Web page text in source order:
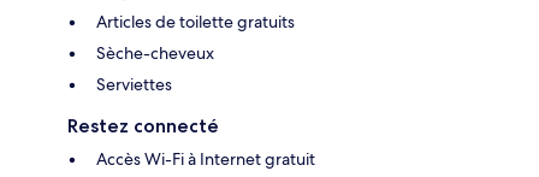
Articles de toilette gratuits
Sèche-cheveux
Serviettes
Restez connecté
Accès Wi-Fi à Internet gratuit